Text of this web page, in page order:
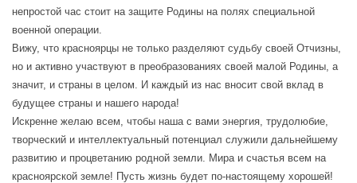
непростой час стоит на защите Родины на полях специальной
военной операции.
Вижу, что красноярцы не только разделяют судьбу своей Отчизны,
но и активно участвуют в преобразованиях своей малой Родины, а
значит, и страны в целом. И каждый из нас вносит свой вклад в
будущее страны и нашего народа!
Искренне желаю всем, чтобы наша с вами энергия, трудолюбие,
творческий и интеллектуальный потенциал служили дальнейшему
развитию и процветанию родной земли. Мира и счастья всем на
красноярской земле! Пусть жизнь будет по-настоящему хорошей!